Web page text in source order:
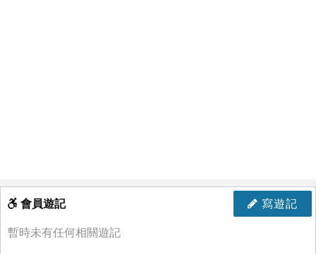
寫遊記
會員遊記
暫時未有任何相關遊記